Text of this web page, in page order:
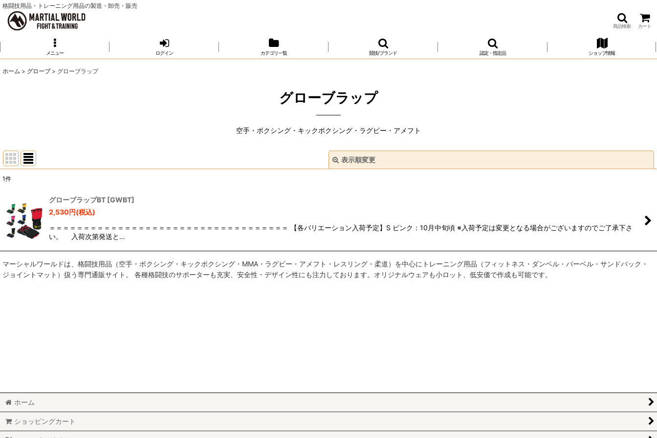
格闘技用品・トレーニング用品の製造・卸売・販売
商品検索 カート
メニュー ログイン カテゴリ一覧 競技/ブランド 認定・指定品 ショップ情報
ホーム > グローブ > グローブラップ
グローブラップ
空手・ボクシング・キックボクシング・ラグビー・アメフト
表示順変更
並び順 :
1件
グローブラップBT [GWBT]
2,530円(税込)
＝＝＝＝＝＝＝＝＝＝＝＝＝＝＝＝＝＝＝＝＝＝＝＝＝＝＝＝＝＝＝＝＝＝＝ 【各バリエーション入荷予定】S ピンク：10月中旬頃 ※入荷予定は変更となる場合がございますのでご了承下さ
い。 入荷次第発送と…
マーシャルワールドは、格闘技用品（空手・ボクシング・キックボクシング・MMA・ラグビー・アメフト・レスリング・柔道）を中心にトレーニング用品（フィットネス・ダンベル・バーベル・サンドバック・
ジョイントマット）扱う専門通販サイト。 各種格闘技のサポーターも充実、安全性・デザイン性にも注力しております。オリジナルウェアも小ロット、低安価で作成も可能です。
ホーム
ショッピングカート